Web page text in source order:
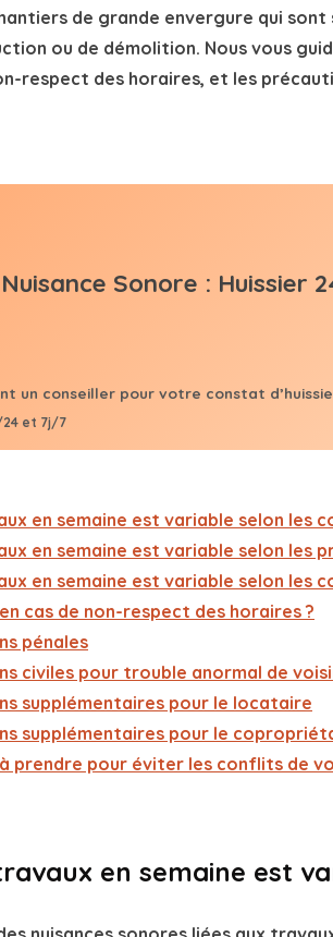
de grande envergure qui
ou de démolition. Nous vous
respect des horaires, et les
un conseiller pour votre constat
en semaine est variable selon les
pénales
civiles pour trouble anormal de
supplémentaires pour le locataire
supplémentaires pour le
prendre pour éviter les conflits de
travaux en semaine est
bruyants en semaine sont fixés